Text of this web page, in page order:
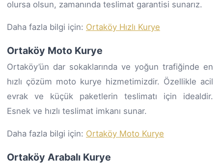
olursa olsun, zamanında teslimat garantisi sunarız.
Daha fazla bilgi için: Ortaköy Hızlı Kurye
Ortaköy Moto Kurye
Ortaköy’ün dar sokaklarında ve yoğun trafiğinde en
hızlı çözüm moto kurye hizmetimizdir. Özellikle acil
evrak ve küçük paketlerin teslimatı için idealdir.
Esnek ve hızlı teslimat imkanı sunar.
Daha fazla bilgi için: Ortaköy Moto Kurye
Ortaköy Arabalı Kurye